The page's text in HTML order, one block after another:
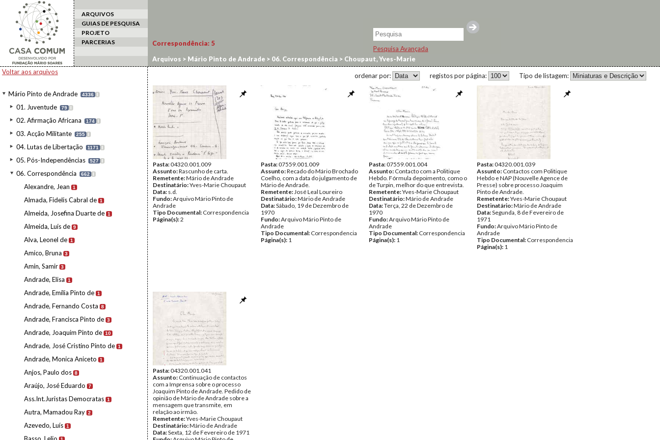
ARQUIVOS
GUIAS DE PESQUISA
PROJETO
PARCERIAS
Pesquisa Avançada
Voltar aos arquivos
Mário Pinto de Andrade 4336 I
01. Juventude 79 I
02. Afirmação Africana 174 I
03. Acção Militante 255 I
04. Lutas de Libertação 1171 I
05. Pós-Independências 527 I
06. Correspondência 662 I
Alexandre, Jean 1
Almada, Fidelis Cabral de 1
Almeida, Josefina Duarte de 1
Almeida, Luís de 9
Alva, Leonel de 1
Amico, Bruna 3
Amin, Samir 3
Andrade, Elisa 1
Andrade, Emília Pinto de 1
Andrade, Fernando Costa 8
Andrade, Francisca Pinto de 3
Andrade, Joaquim Pinto de 10
Andrade, José Cristino Pinto de 1
Andrade, Monica Aniceto 1
Anjos, Paulo dos 8
Araújo, José Eduardo 7
Ass.Int.Juristas Democratas 1
Autra, Mamadou Ray 2
Azevedo, Luís 1
Correspondência: 5
Arquivos > Mário Pinto de Andrade > 06. Correspondência > Choupaut, Yves-Marie
Tipo de listagem:
registos por página:
ordenar por:
Pasta:04320.001.009
Assunto:Rascunho de carta.
Remetente:Mário de Andrade
Destinatário:Yves-Marie Choupaut
Data: s.d.
Fundo:Arquivo Mário Pinto de
Andrade
Tipo Documental: Correspondencia
Página(s):2
Pasta:07559.001.009
Assunto:Recado do Mário Brochado
Coelho, com a data do julgamento de
Mário de Andrade.
Remetente:José Leal Loureiro
Destinatário:Mário de Andrade
Data:Sábado, 19 de Dezembro de
1970
Fundo:Arquivo Mário Pinto de
Andrade
Tipo Documental: Correspondencia
Página(s): 1
Pasta:07559.001.004
Assunto: Contacto com a Politique
Hebdo. Fórmula depoimento, como o
de Turpin, melhor do que entrevista.
Remetente:Yves-Marie Choupaut
Destinatário:Mário de Andrade
Data:Terça, 22 de Dezembro de
1970
Fundo:Arquivo Mário Pinto de
Andrade
Tipo Documental: Correspondencia
Página(s): 1
Pasta:04320.001.039
Assunto: Contactos com Politique
Hebdo e NAP (Nouvelle Agence de
Presse) sobre processo Joaquim
Pinto de Andrade.
Remetente:Yves-Marie Choupaut
Destinatário:Mário de Andrade
Data:Segunda, 8 de Fevereiro de
1971
Fundo:Arquivo Mário Pinto de
Andrade
Tipo Documental: Correspondencia
Página(s): 1
Pasta:04320.001.041
Assunto: Continuação de contactos
com a Imprensa sobre o processo
Joaquim Pinto de Andrade. Pedido de
opinião de Mário de Andrade sobre a
mensagem que transmite, em
relação ao irmão.
Remetente:Yves-Marie Choupaut
Destinatário:Mário de Andrade
Data:Sexta, 12 de Fevereiro de 1971